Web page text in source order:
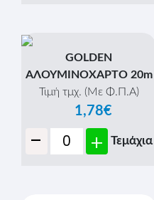
GOLDEN
ΑΛΟΥΜΙΝΟΧΑΡΤΟ 20m
Τιμή τμχ. (Με Φ.Π.Α)
1,78€
- + Τεμάχια